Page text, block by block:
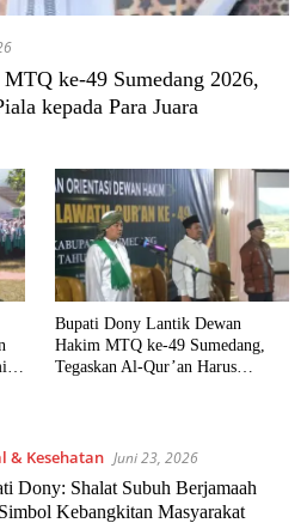
ke-49 Sumedang 2026,
kepada Para Juara
Bupati Dony Lantik Dewan
Hakim MTQ ke-49 Sumedang,
Tegaskan Al-Qur’an Harus
& Kesehatan Juni 23, 2026
Dony: Shalat Subuh Berjamaah
Kebangkitan Masyarakat